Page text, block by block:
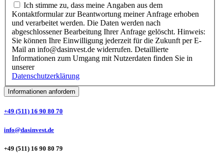
Ich stimme zu, dass meine Angaben aus dem
Kontaktformular zur Beantwortung meiner Anfrage erhoben
und verarbeitet werden. Die Daten werden nach
abgeschlossener Bearbeitung Ihrer Anfrage gelöscht. Hinweis:
Sie können Ihre Einwilligung jederzeit für die Zukunft per E-
Mail an info@dasinvest.de widerrufen. Detaillierte
Informationen zum Umgang mit Nutzerdaten finden Sie in
unserer
Datenschutzerklärung
Informationen anfordern
+49 (511) 16 90 80 70
info@dasinvest.de
+49 (511) 16 90 80 79